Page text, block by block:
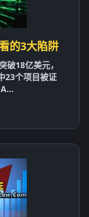
的3大陷阱
破18亿美元，
23个项目被证